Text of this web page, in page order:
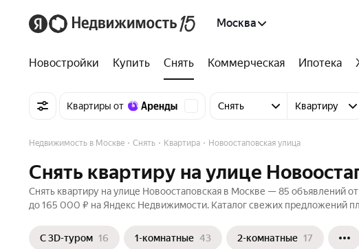
Москва
Новостройки Купить Снять Коммерческая Ипотека
Квартиры от Снять Квартиру
Недвижимость в Москве Снять Квартира Новоостаповская улица
Снять квартиру на улице
Снять квартиру на улице Новоостаповская в Москве — 85 объявлений
до 165 000 ₽ на Яндекс Недвижимости. Каталог свежих предложений
С 3D-туром 16 1-комнатные 43 2-комнатные 17